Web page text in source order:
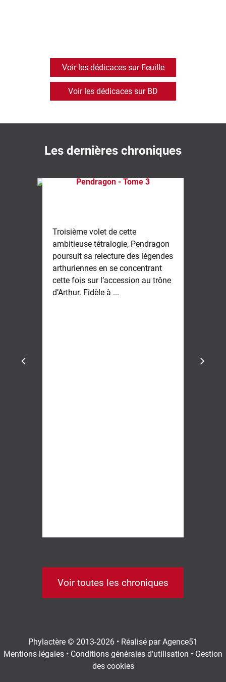
Voir les dédicaces sur Feuille
Voir les dédicaces sur BD
Les dernières chroniques
Pendragon - Tome 3
Troisième volet de cette
ambitieuse tétralogie, Pendragon
poursuit sa relecture des légendes
arthuriennes en se concentrant
cette fois sur l’accession au trône
d’Arthur. Fidèle à ...
Voir toutes les chroniques
Phylactère © 2013-2026 • Réalisé parAgence51
Mentions légales • Conditions générales d'utilisation • Gestion
des cookies